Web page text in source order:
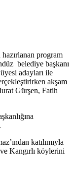
program
belediye başkanı
adayları ile
akşam
Gürşen, Fatih
katılımıyla
Kangırlı köylerini